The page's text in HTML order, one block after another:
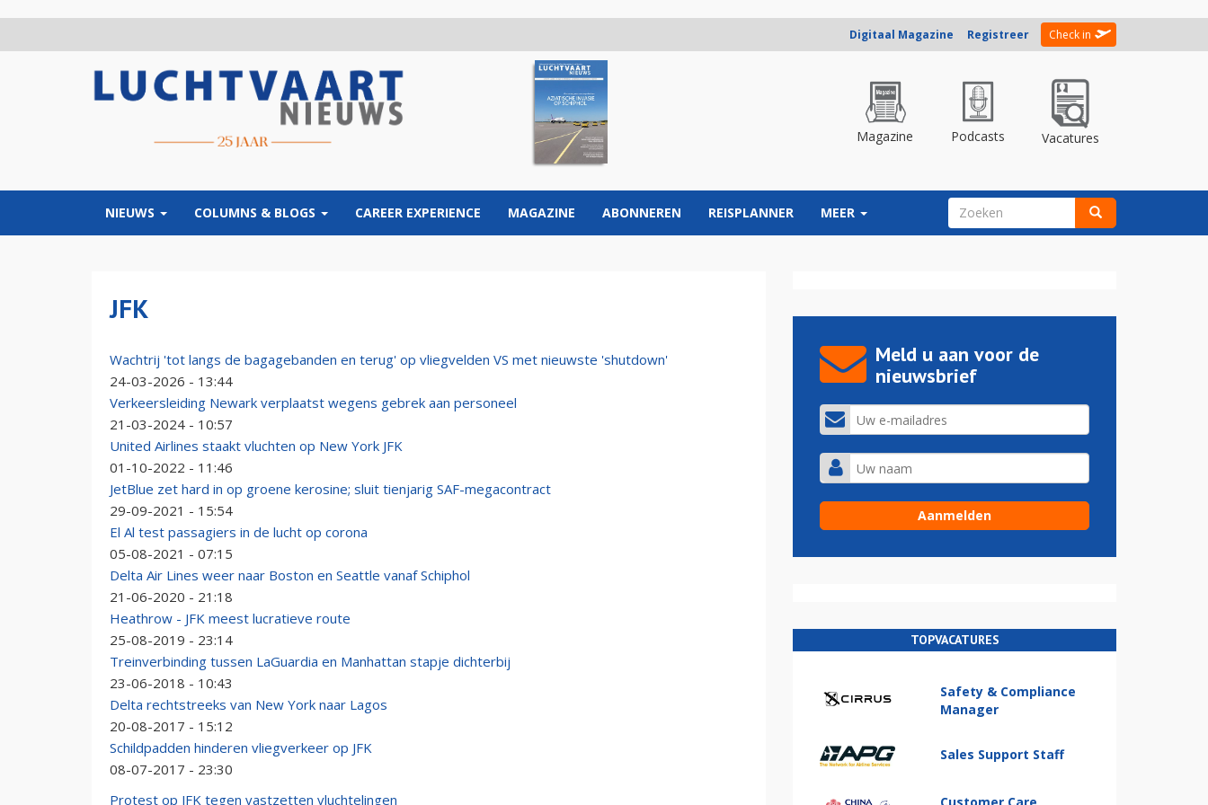
Digitaal Magazine Registreer Check in
Magazine Podcasts Vacatures
NIEUWS COLUMNS & BLOGS CAREER EXPERIENCE MAGAZINE ABONNEREN REISPLANNER MEER ZOEKVELD
JFK
Wachtrij 'tot langs de bagagebanden en terug' op vliegvelden VS met nieuwste 'shutdown'
24-03-2026 - 13:44
Verkeersleiding Newark verplaatst wegens gebrek aan personeel
21-03-2024 - 10:57
United Airlines staakt vluchten op New York JFK
01-10-2022 - 11:46
JetBlue zet hard in op groene kerosine; sluit tienjarig SAF-megacontract
29-09-2021 - 15:54
El Al test passagiers in de lucht op corona
05-08-2021 - 07:15
Delta Air Lines weer naar Boston en Seattle vanaf Schiphol
21-06-2020 - 21:18
Heathrow - JFK meest lucratieve route
25-08-2019 - 23:14
Treinverbinding tussen LaGuardia en Manhattan stapje dichterbij
23-06-2018 - 10:43
Delta rechtstreeks van New York naar Lagos
20-08-2017 - 15:12
Schildpadden hinderen vliegverkeer op JFK
08-07-2017 - 23:30
Protest op JFK tegen vastzetten vluchtelingen
Meld u aan voor de
nieuwsbrief
TOPVACATURES
Safety & Compliance
Manager
Sales Support Staff